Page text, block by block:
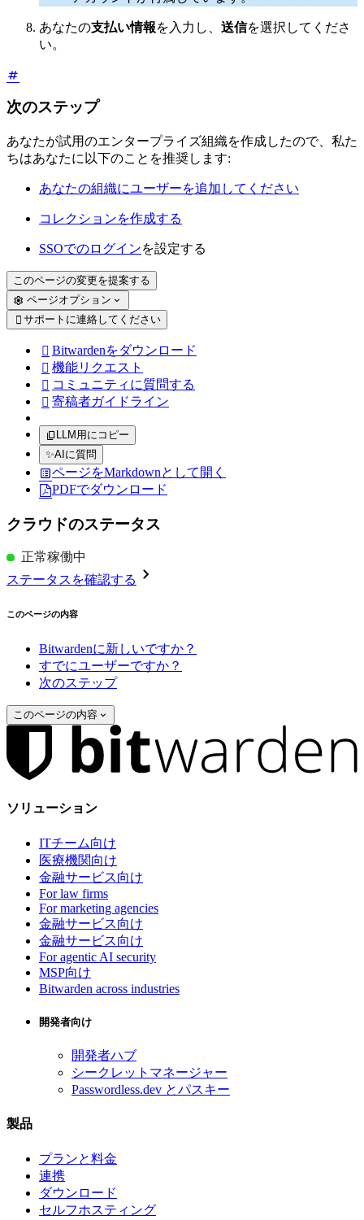
あなたの支払い情報を入力し、 送信を選択してくださ
い。
次のステップ
あなたが試用のエンタープライズ組織を作成したので、私た
ちはあなたに以下のことを推奨します:
あなたの組織にユーザーを追加してください
コレクションを作成する
SSOでのログインを設定する
このページの変更を提案する
ページオプション
 サポートに連絡してください
 Bitwardenをダウンロード
 機能リクエスト
 コミュニティに質問する
 寄稿者ガイドライン
LLM用にコピー
✨AIに質問
ページをMarkdownとして開く
PDFでダウンロード
クラウドのステータス
正常稼働中
ステータスを確認する
このページの内容
Bitwardenに新しいですか？
すでにユーザーですか？
次のステップ
このページの内容
ソリューション
ITチーム向け
医療機関向け
金融サービス向け
For law firms
For marketing agencies
金融サービス向け
金融サービス向け
For agentic AI security
MSP向け
Bitwarden across industries
開発者向け
開発者ハブ
シークレットマネージャー
Passwordless.dev とパスキー
製品
プランと料金
連携
ダウンロード
セルフホスティング